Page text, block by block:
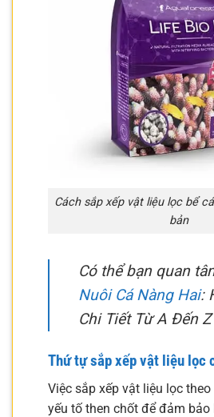
Cách sắp xếp vật liệu lọc bể
bản
Có thể bạn quan
Nuôi Cá Nàng Hai:
Chi Tiết Từ A Đến Z
Thứ tự sắp xếp vật liệu lọc
Việc sắp xếp vật liệu lọc
yếu tố then chốt để đảm bảo